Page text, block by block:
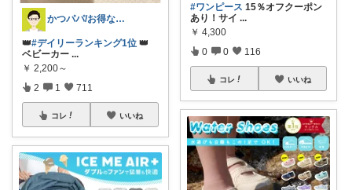
かつパパ/お得な子供服、育児商品の紹介✨
👑#デイリーランキング1位 👑
ベビーカー ...
￥ 2,200～
2 1 711
コレ いいね
#ワンピース 15％オフクーポン
あり！サイ ...
￥ 4,300
0 0 116
コレ いいね